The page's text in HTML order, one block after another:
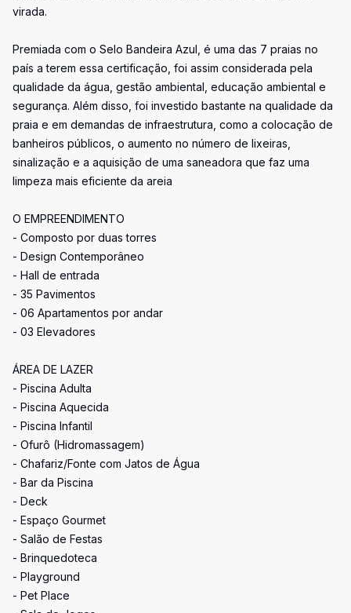
virada.
Premiada com o Selo Bandeira Azul, é uma das 7 praias no
país a terem essa certificação, foi assim considerada pela
qualidade da água, gestão ambiental, educação ambiental e
segurança. Além disso, foi investido bastante na qualidade da
praia e em demandas de infraestrutura, como a colocação de
banheiros públicos, o aumento no número de lixeiras,
sinalização e a aquisição de uma saneadora que faz uma
limpeza mais eficiente da areia
O EMPREENDIMENTO
- Composto por duas torres
- Design Contemporâneo
- Hall de entrada
- 35 Pavimentos
- 06 Apartamentos por andar
- 03 Elevadores
ÁREA DE LAZER
- Piscina Adulta
- Piscina Aquecida
- Piscina Infantil
- Ofurô (Hidromassagem)
- Chafariz/Fonte com Jatos de Água
- Bar da Piscina
- Deck
- Espaço Gourmet
- Salão de Festas
- Brinquedoteca
- Playground
- Pet Place